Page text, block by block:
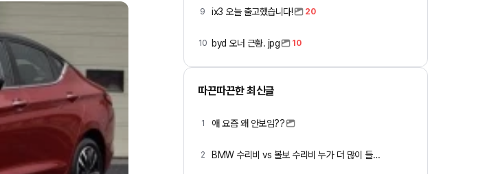
9 ix3 오늘 출고했습니다! 20
10 byd 오너 근황. jpg 10
따끈따끈한 최신글
1 애 요즘 왜 안보임??
2 BMW 수리비 vs 볼보 수리비 누가 더 많이 들까요 ㅎ